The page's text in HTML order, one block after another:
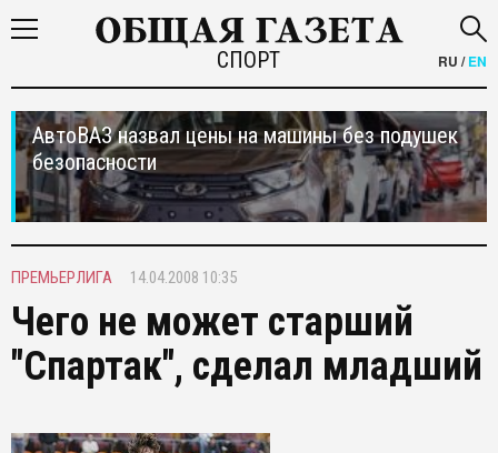
СПОРТ RU /EN
АвтоВАЗ назвал цены на машины без подушек
безопасности
ПРЕМЬЕРЛИГА 14.04.2008 10:35
Чего не может старший
"Спартак", сделал младший